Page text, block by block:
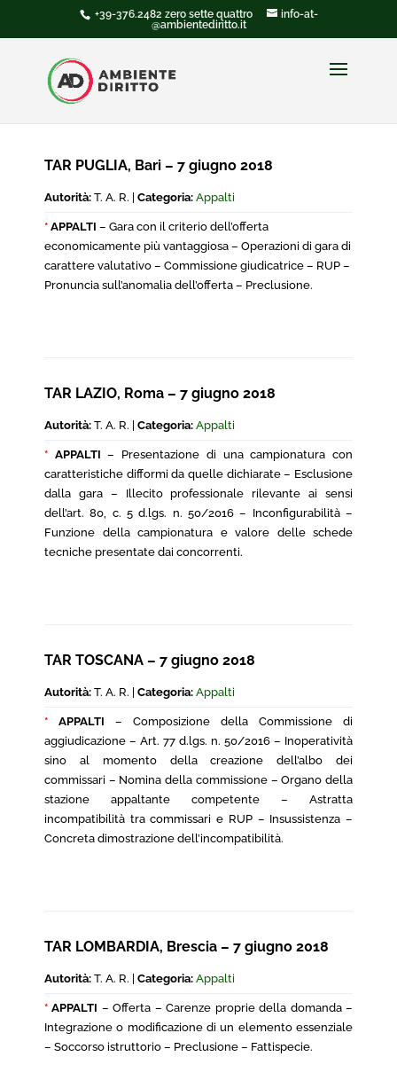
+39-376.2482 zero sette quattro
info-at-
@ambientediritto.it
TAR PUGLIA, Bari – 7 giugno 2018
Autorità: T. A. R. | Categoria: Appalti
* APPALTI – Gara con il criterio dell’offerta
economicamente più vantaggiosa – Operazioni di gara di
carattere valutativo – Commissione giudicatrice – RUP –
Pronuncia sull’anomalia dell’offerta – Preclusione.
TAR LAZIO, Roma – 7 giugno 2018
Autorità: T. A. R. | Categoria: Appalti
* APPALTI– Presentazione di una campionatura con
caratteristiche difformi da quelle dichiarate – Esclusione
dalla gara – Illecito professionale rilevante ai sensi
dell’art. 80, c. 5 d.lgs. n. 50/2016 – Inconfigurabilità –
Funzione della campionatura e valore delle schede
tecniche presentate dai concorrenti.
TAR TOSCANA – 7 giugno 2018
Autorità: T. A. R. | Categoria: Appalti
* APPALTI – Composizione della Commissione di
aggiudicazione – Art. 77 d.lgs. n. 50/2016 – Inoperatività
sino al momento della creazione dell’albo dei
commissari – Nomina della commissione – Organo della
stazione appaltante competente – Astratta
incompatibilità tra commissari e RUP – Insussistenza –
Concreta dimostrazione dell’incompatibilità.
TAR LOMBARDIA, Brescia – 7 giugno 2018
Autorità: T. A. R. | Categoria: Appalti
*APPALTI – Offerta – Carenze proprie della domanda –
Integrazione o modificazione di un elemento essenziale
– Soccorso istruttorio – Preclusione – Fattispecie.